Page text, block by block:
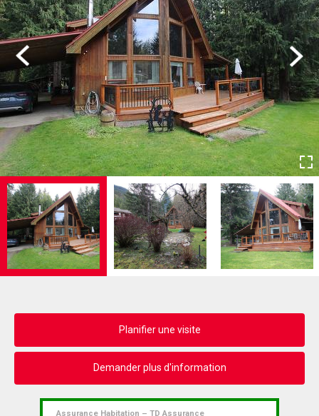
Previous Next
Planifier une visite
Demander plus d'information
Assurance Habitation – TD Assurance